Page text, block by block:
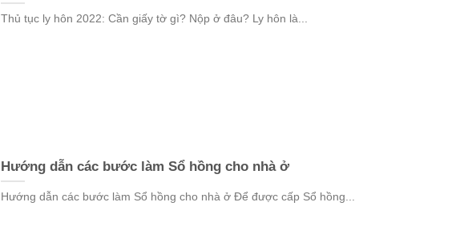
Thủ tục ly hôn 2022: Cần giấy tờ gì? Nộp ở đâu? Ly hôn là...
Hướng dẫn các bước làm Sổ hồng cho nhà ở
Hướng dẫn các bước làm Sổ hồng cho nhà ở Để được cấp Sổ hồng...